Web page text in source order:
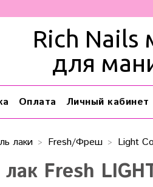
Rich Nails
для
Оплата Личный кабинет
лаки Fresh/Фреш Light
лак Fresh